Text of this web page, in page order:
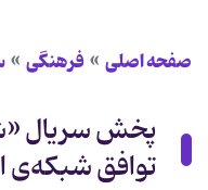
صفحه اصلی فرهنگی
پخش سریال
توافق شبكه‌ی